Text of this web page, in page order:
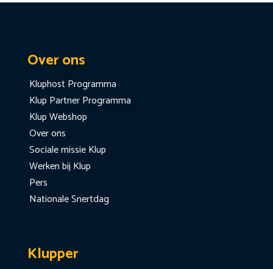
Over ons
Kluphost Programma
Klup Partner Programma
Klup Webshop
Over ons
Sociale missie Klup
Werken bij Klup
Pers
Nationale Snertdag
Klupper